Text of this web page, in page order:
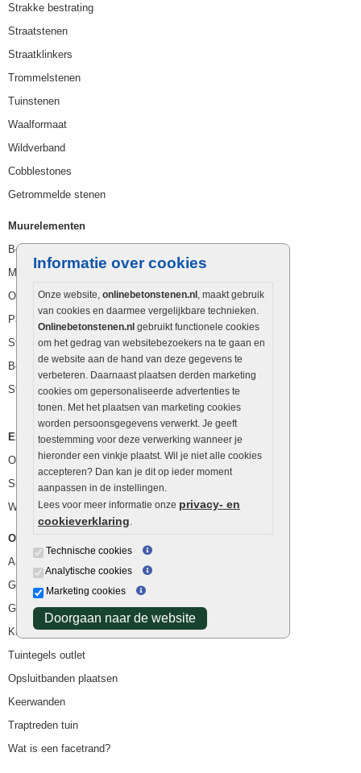
Informatie over cookies
Onze website, onlinebetonstenen.nl , maakt gebruik
van cookies en daarmee vergelijkbare technieken.
Onlinebetonstenen.nl gebruikt functionele cookies
om het gedrag van websitebezoekers na te gaan en
de website aan de hand van deze gegevens te
verbeteren. Daarnaast plaatsen derden marketing
cookies om gepersonaliseerde advertenties te
tonen. Met het plaatsen van marketing cookies
worden persoonsgegevens verwerkt. Je geeft
toestemming voor deze verwerking wanneer je
hieronder een vinkje plaatst. Wil je niet alle cookies
accepteren? Dan kan je dit op ieder moment
aanpassen in de instellingen.
Lees voor meer informatie onze privacy- en
cookieverklaring.
Technische cookies
Analytische cookies
Marketing cookies
Doorgaan naar de website
Strakke bestrating
Straatstenen
Straatklinkers
Trommelstenen
Tuinstenen
Waalformaat
Wildverband
Cobblestones
Getrommelde stenen
Muurelementen
Betonbielzen
Muurstenen
Opsluitbanden
Palissaden
Stapelblokken
Betonblokken
Stapelstenen
Extra benodigdheden
Ophoogzand
Siergrind en siersplit
Waterafvoer
Overig
Aanbiedingen
Goedkope bestrating
Goedkope tuintegels
Kunstgras
Tuintegels outlet
Opsluitbanden plaatsen
Keerwanden
Traptreden tuin
Wat is een facetrand?